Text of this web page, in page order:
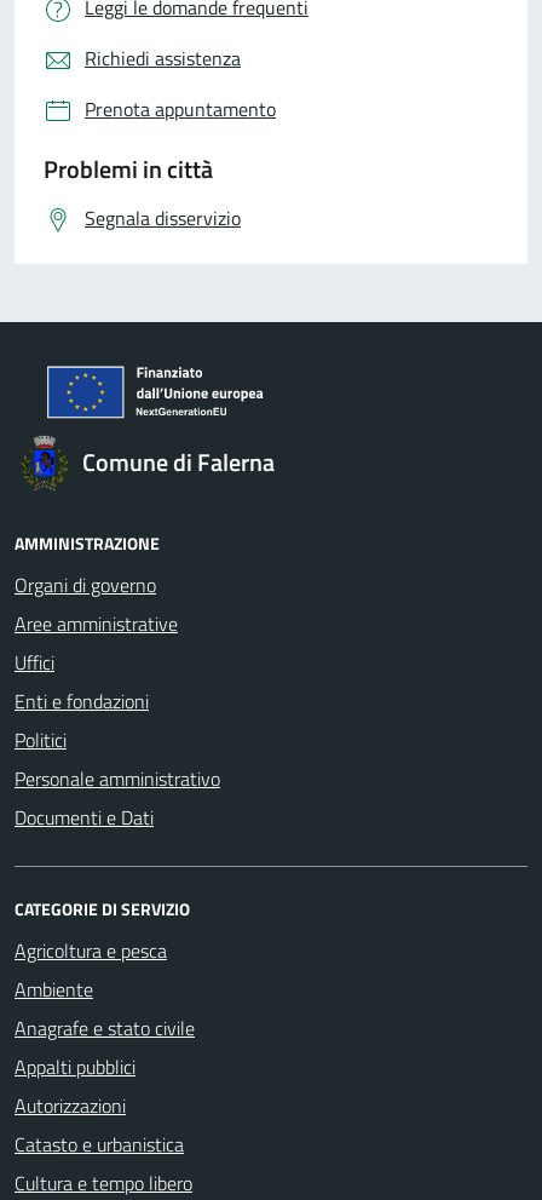
Leggi le domande frequenti
Richiedi assistenza
Prenota appuntamento
Problemi in città
Segnala disservizio
Comune di Falerna
AMMINISTRAZIONE
Organi di governo
Aree amministrative
Uffici
Enti e fondazioni
Politici
Personale amministrativo
Documenti e Dati
CATEGORIE DI SERVIZIO
Agricoltura e pesca
Ambiente
Anagrafe e stato civile
Appalti pubblici
Autorizzazioni
Catasto e urbanistica
Cultura e tempo libero